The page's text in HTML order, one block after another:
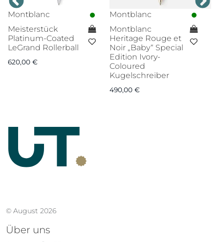
Montblanc
Meisterstück
Platinum-Coated
LeGrand Rollerball
620,00 €
Montblanc
Montblanc
Heritage Rouge et
Noir „Baby“ Special
Edition Ivory-
Coloured
Kugelschreiber
490,00 €
© August 2026
Über uns